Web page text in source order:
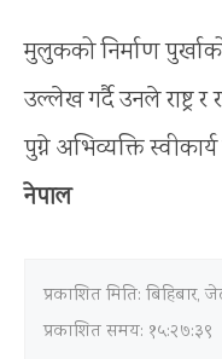
मुलुकको निर्माण
उल्लेख गर्दै उनले राष्ट्र र
पुग्ने अभिव्यक्ति
नेपाल
प्रकाशित मिति: बिहिबार,
प्रकाशित समय: १५:२७:३९